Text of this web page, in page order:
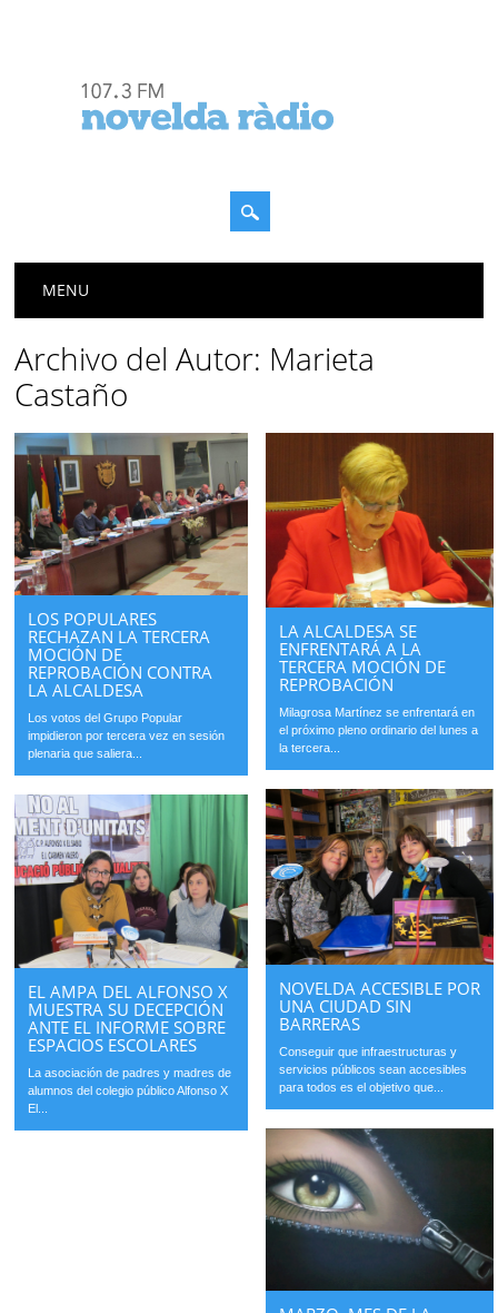
Menú principal
MENU
Archivo del Autor: Marieta
Castaño
LOS POPULARES
RECHAZAN LA TERCERA
MOCIÓN DE
REPROBACIÓN CONTRA
LA ALCALDESA
Los votos del Grupo Popular
impidieron por tercera vez en sesión
plenaria que saliera...
LA ALCALDESA SE
ENFRENTARÁ A LA
TERCERA MOCIÓN DE
REPROBACIÓN
Milagrosa Martínez se enfrentará en
el próximo pleno ordinario del lunes a
la tercera...
NOVELDA ACCESIBLE POR
UNA CIUDAD SIN
BARRERAS
Conseguir que infraestructuras y
servicios públicos sean accesibles
para todos es el objetivo que...
EL AMPA DEL ALFONSO X
MUESTRA SU DECEPCIÓN
ANTE EL INFORME SOBRE
ESPACIOS ESCOLARES
La asociación de padres y madres de
alumnos del colegio público Alfonso X
El...